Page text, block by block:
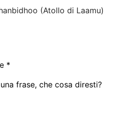
(Atollo di Laamu)
*
frase, che cosa diresti?